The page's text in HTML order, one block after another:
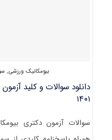
بیومکانیک ورزشی,
دانلود سوالات و کلید
۱۴۰۱